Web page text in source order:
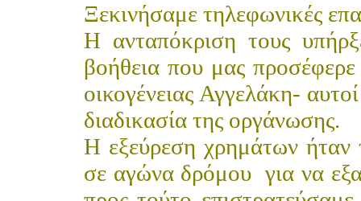
Ξεκινήσαμε τηλεφωνικές
Η ανταπόκριση τους
βοήθεια που μας
οικογένειας Αγγελάκη-
διαδικασία της οργάνωσης.
Η εξεύρεση χρημάτων ήταν
σε αγώνα δρόμου για να